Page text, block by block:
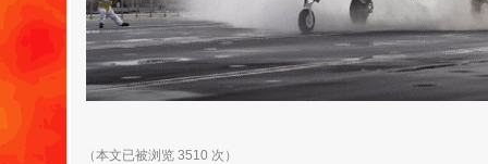
（本文已被浏览 3510 次）